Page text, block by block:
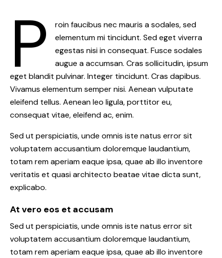
P
roin faucibus nec mauris a sodales, sed
elementum mi tincidunt. Sed eget viverra
egestas nisi in consequat. Fusce sodales
augue a accumsan. Cras sollicitudin, ipsum
eget blandit pulvinar. Integer tincidunt. Cras dapibus.
Vivamus elementum semper nisi. Aenean vulputate
eleifend tellus. Aenean leo ligula, porttitor eu,
consequat vitae, eleifend ac, enim.
Sed ut perspiciatis, unde omnis iste natus error sit
voluptatem accusantium doloremque laudantium,
totam rem aperiam eaque ipsa, quae ab illo inventore
veritatis et quasi architecto beatae vitae dicta sunt,
explicabo.
At vero eos et accusam
Sed ut perspiciatis, unde omnis iste natus error sit
voluptatem accusantium doloremque laudantium,
totam rem aperiam eaque ipsa, quae ab illo inventore